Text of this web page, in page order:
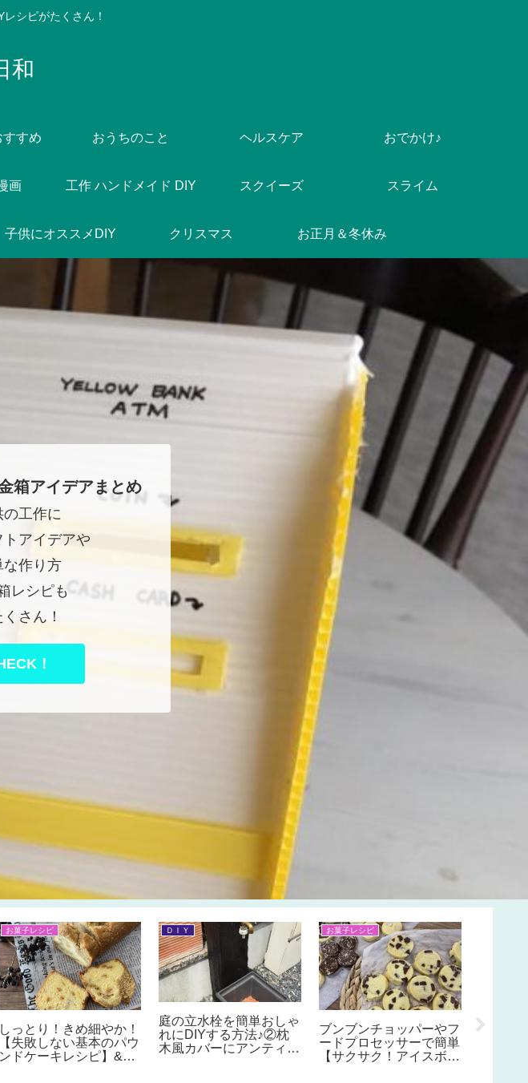
シピがたくさん！
和
すめ おうちのこと ヘルスケア おでかけ♪
画 工作 ハンドメイド DIY スクイーズ スライム
子供にオススメDIY クリスマス お正月＆冬休み
箱アイデアまとめ
の工作に
アイデアや
な作り方
レシピも
さん！
！
お菓子レシピ
しっとり！きめ細やか！
【失敗しない基本のパウ
ンドケーキレシピ】&コ
ＤＩＹ
庭の立水栓を簡単おしゃ
れにDIYする方法♪②枕
木風カバーにアンティー
お菓子レシピ
ブンブンチョッパーやフ
ードプロセッサーで簡単
【サクサク！アイスボッ